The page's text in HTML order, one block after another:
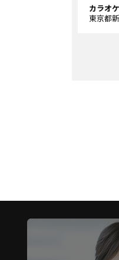
カラオ
東京都